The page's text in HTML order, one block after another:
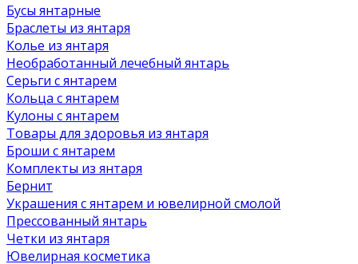
Бусы янтарные
Браслеты из янтаря
Колье из янтаря
Необработанный лечебный янтарь
Серьги с янтарем
Кольца с янтарем
Кулоны с янтарем
Товары для здоровья из янтаря
Броши с янтарем
Комплекты из янтаря
Бернит
Украшения с янтарем и ювелирной смолой
Прессованный янтарь
Четки из янтаря
Ювелирная косметика